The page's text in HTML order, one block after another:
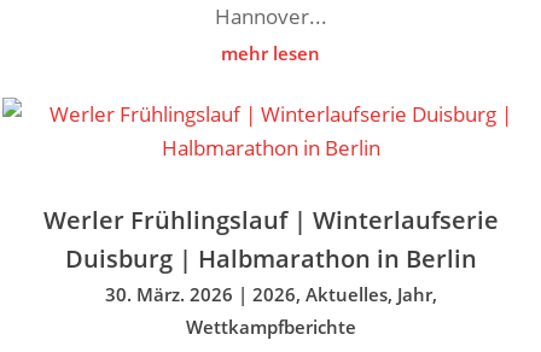
Hannover...
mehr lesen
Werler Frühlingslauf | Winterlaufserie
Duisburg | Halbmarathon in Berlin
30. März. 2026 | 2026, Aktuelles, Jahr,
Wettkampfberichte